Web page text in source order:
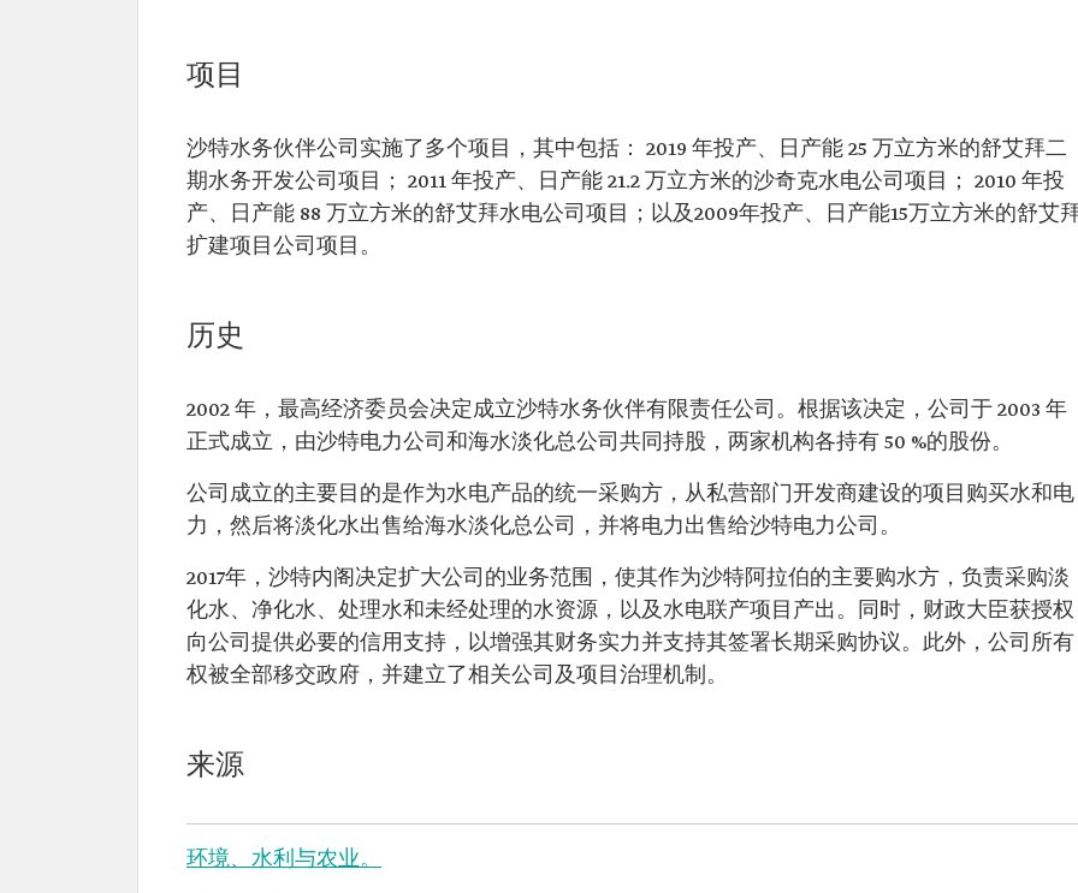
项目
沙特水务伙伴公司实施了多个项目，其中包括： 2019 年投产、日产能 25 万立方米的舒艾拜二
期水务开发公司项目； 2011 年投产、日产能 21.2 万立方米的沙奇克水电公司项目； 2010 年投
产、日产能 88 万立方米的舒艾拜水电公司项目；以及2009年投产、日产能15万立方米的舒艾
扩建项目公司项目。
历史
2002 年，最高经济委员会决定成立沙特水务伙伴有限责任公司。根据该决定，公司于 2003 年
正式成立，由沙特电力公司和海水淡化总公司共同持股，两家机构各持有 50 %的股份。
公司成立的主要目的是作为水电产品的统一采购方，从私营部门开发商建设的项目购买水和电
力，然后将淡化水出售给海水淡化总公司，并将电力出售给沙特电力公司。
2017年，沙特内阁决定扩大公司的业务范围，使其作为沙特阿拉伯的主要购水方，负责采购淡
化水、净化水、处理水和未经处理的水资源，以及水电联产项目产出。同时，财政大臣获授权
向公司提供必要的信用支持，以增强其财务实力并支持其签署长期采购协议。此外，公司所有
权被全部移交政府，并建立了相关公司及项目治理机制。
来源
环境、水利与农业。